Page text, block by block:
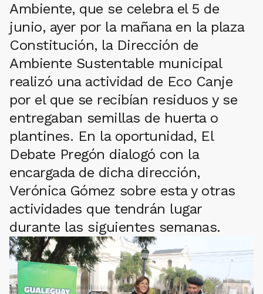
Ambiente, que se celebra el 5 de
junio, ayer por la mañana en la plaza
Constitución, la Dirección de
Ambiente Sustentable municipal
realizó una actividad de Eco Canje
por el que se recibían residuos y se
entregaban semillas de huerta o
plantines. En la oportunidad, El
Debate Pregón dialogó con la
encargada de dicha dirección,
Verónica Gómez sobre esta y otras
actividades que tendrán lugar
durante las siguientes semanas.